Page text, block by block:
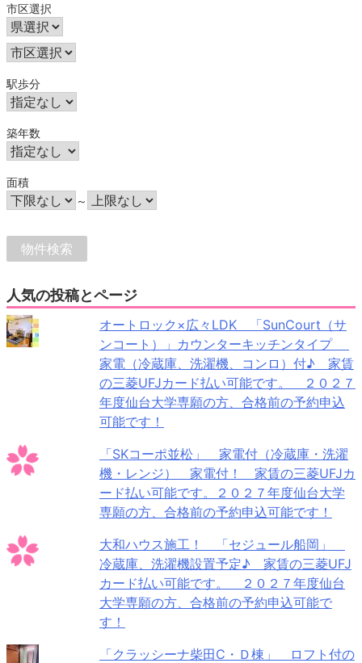
市区選択
駅歩分
築年数
面積
～
人気の投稿とページ
オートロック×広々LDK 「SunCourt（サ
ンコート）」カウンターキッチンタイプ
家電（冷蔵庫、洗濯機、コンロ）付♪ 家賃
の三菱UFJカード払い可能です。 ２０２７
年度仙台大学専願の方、合格前の予約申込
可能です！
「SKコーポ並松」 家電付（冷蔵庫・洗濯
機・レンジ） 家電付！ 家賃の三菱UFJカ
ード払い可能です。２０２７年度仙台大学
専願の方、合格前の予約申込可能です！
大和ハウス施工！ 「セジュール船岡」
冷蔵庫、洗濯機設置予定♪ 家賃の三菱UFJ
カード払い可能です。 ２０２７年度仙台
大学専願の方、合格前の予約申込可能で
す！
「クラッシーナ柴田C・Ｄ棟」 ロフト付の